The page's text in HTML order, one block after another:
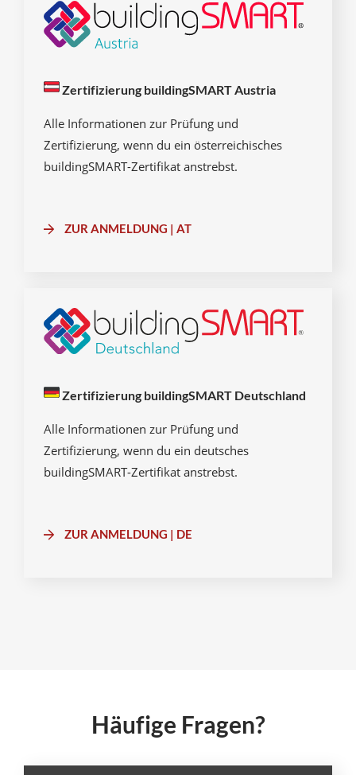
Zertifizierung buildingSMART Austria
Alle Informationen zur Prüfung und
Zertifizierung, wenn du ein österreichisches
buildingSMART-Zertifikat anstrebst.
ZUR ANMELDUNG | AT
Zertifizierung buildingSMART Deutschland
Alle Informationen zur Prüfung und
Zertifizierung, wenn du ein deutsches
buildingSMART-Zertifikat anstrebst.
ZUR ANMELDUNG | DE
Häufige Fragen?